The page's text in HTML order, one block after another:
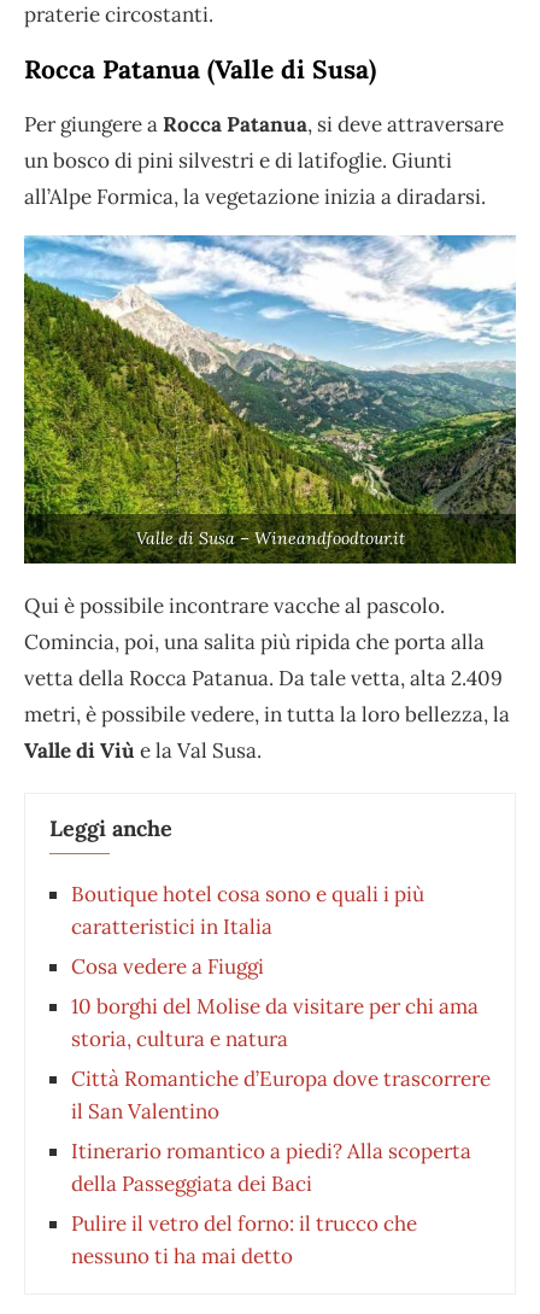
praterie circostanti.
Rocca Patanua (Valle di Susa)
Per giungere aRocca Patanua, si deve attraversare
un bosco di pini silvestri e di latifoglie. Giunti
all’Alpe Formica, la vegetazione inizia a diradarsi.
Valle di Susa – Wineandfoodtour.it
Qui è possibile incontrare vacche al pascolo.
Comincia, poi, una salita più ripida che porta alla
vetta della Rocca Patanua. Da tale vetta, alta 2.409
metri, è possibile vedere, in tutta la loro bellezza, la
Valle di Viù e la Val Susa.
Leggi anche
Boutique hotel cosa sono e quali i più
caratteristici in Italia
Cosa vedere a Fiuggi
10 borghi del Molise da visitare per chi ama
storia, cultura e natura
Città Romantiche d’Europa dove trascorrere
il San Valentino
Itinerario romantico a piedi? Alla scoperta
della Passeggiata dei Baci
Pulire il vetro del forno: il trucco che
nessuno ti ha mai detto